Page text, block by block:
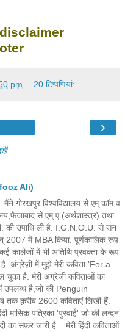
pm 20 टिप्‍पणियां:
›
Ali)
गोरखपुर विश्वविद्यालय से एम्.कॉम व
से एम्.ए.(अर्थशास्त्र) तथा
की उपाधि ली है. I.G.N.O.U. से सन
में MBA किया. पूर्णकालिक रूप
कई कालेजों में भी अतिथि प्रवक्ता के रूप
है. अंग्रेज़ी में मुझे मेरी कविता 'For a
चुका है. मेरी अंग्रेजी कविताओं का
है,जो की Penguin
तक क़रीब 2600 कविताएं लिखी हैं.
मासिक पत्रिका 'पुरवाई' जो की लन्दन
का सफ़र जारी है... मेरी हिंदी कविताओं